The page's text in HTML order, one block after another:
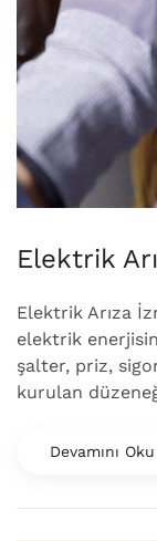
Elektrik
Elektrik Arıza
elektrik
şalter, priz,
kurulan
Devamını Oku